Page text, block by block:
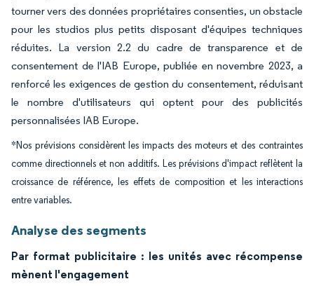
tourner vers des données propriétaires consenties, un obstacle
pour les studios plus petits disposant d'équipes techniques
réduites. La version 2.2 du cadre de transparence et de
consentement de l'IAB Europe, publiée en novembre 2023, a
renforcé les exigences de gestion du consentement, réduisant
le nombre d'utilisateurs qui optent pour des publicités
personnalisées IAB Europe.
*Nos prévisions considèrent les impacts des moteurs et des contraintes
comme directionnels et non additifs. Les prévisions d'impact reflètent la
croissance de référence, les effets de composition et les interactions
entre variables.
Analyse des segments
Par format publicitaire : les unités avec récompense
mènent l'engagement